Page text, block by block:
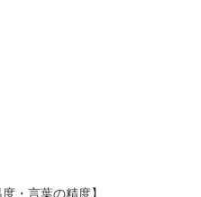
・言葉の精度】